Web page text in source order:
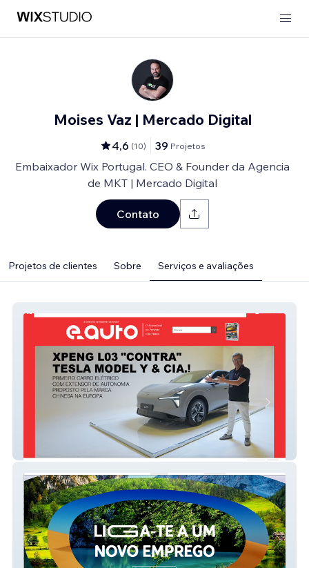
Moises Vaz | Mercado Digital
4,6 (10) 39 Projetos
Embaixador Wix Portugal. CEO & Founder da Agencia
de MKT | Mercado Digital
Contato
Projetos de clientes Sobre Serviços e avaliações